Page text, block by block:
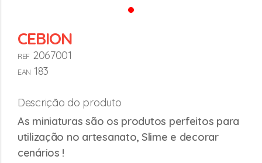
CEBION
REF 2067001
EAN 183
Descrição do produto
As miniaturas são os produtos perfeitos para
utilização no artesanato, Slime e decorar
cenários !